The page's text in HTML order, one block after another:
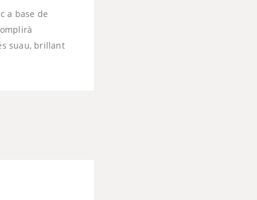
a base de
suau, brillant